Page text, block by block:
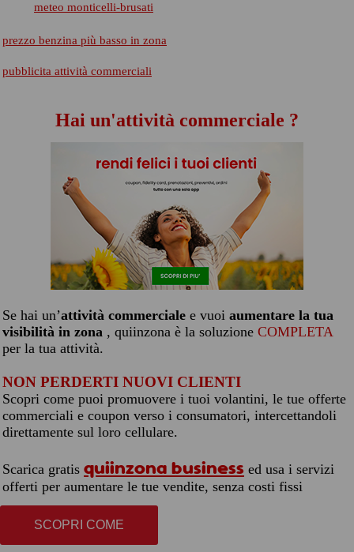
meteo monticelli-brusati
prezzo benzina più basso in zona
pubblicita attività commerciali
Hai un'attività commerciale ?
Se hai un’attività commerciale e vuoi aumentare la tua
visibilità in zona , quiinzona è la soluzione COMPLETA
per la tua attività.
NON PERDERTI NUOVI CLIENTI
Scopri come puoi promuovere i tuoi volantini, le tue offerte
commerciali e coupon verso i consumatori, intercettandoli
direttamente sul loro cellulare.
Scarica gratis quiinzona business ed usa i servizi
offerti per aumentare le tue vendite, senza costi fissi
SCOPRI COME